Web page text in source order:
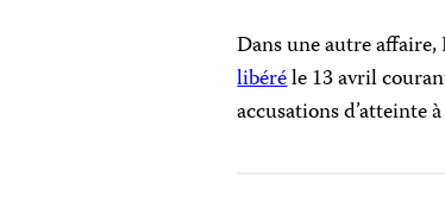
Dans une autre
libéréle 13 avril
accusations d’atteinte